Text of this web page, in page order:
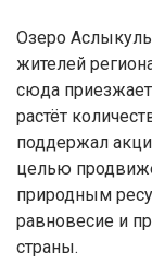
Озеро
жителей
сюда
растёт
поддержал
целью
природным
равновесие и
страны.